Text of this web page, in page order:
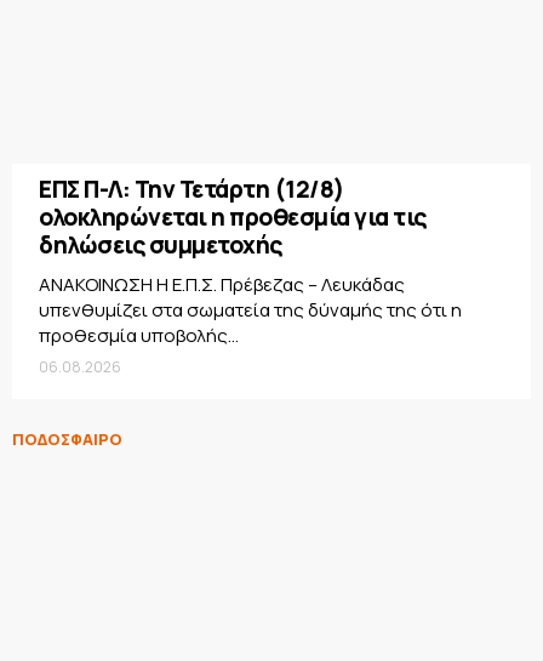
ΕΠΣ Π-Λ: Την Τετάρτη (12/8)
ολοκληρώνεται η προθεσμία για τις
δηλώσεις συμμετοχής
ΑΝΑΚΟΙΝΩΣΗ Η Ε.Π.Σ. Πρέβεζας – Λευκάδας
υπενθυμίζει στα σωματεία της δύναμής της ότι η
προθεσμία υποβολής...
06.08.2026
ΠΟΔΟΣΦΑΙΡΟ